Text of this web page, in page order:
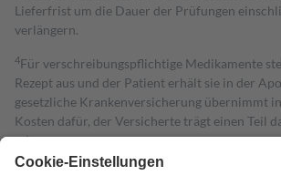
Lieferfrist um die Dauer der Prüfungen
verlängern.
4Für verschreibungspflichtige Medikamente
Rezept aus und der Patient erhält sie in der
gesetzliche Krankenversicherung übernimmt
Kosten dafür, der Versicherte trägt einen Teil
mit.
Grundsätzlich leisten Mitglieder Zuzahlungen